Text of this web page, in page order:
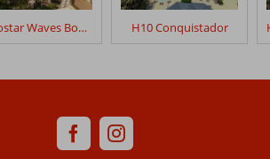
Iberostar Waves Bouganville Playa H10 Conquistador